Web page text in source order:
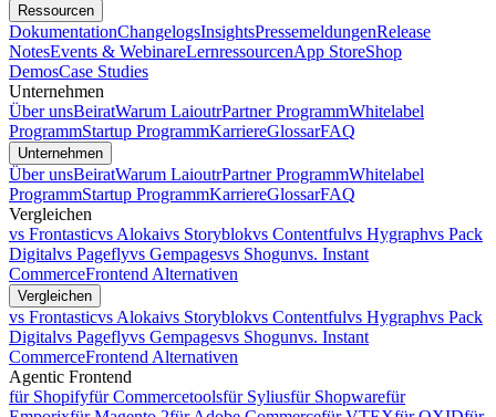
Ressourcen
DokumentationChangelogsInsightsPressemeldungenRelease
NotesEvents & WebinareLernressourcenApp StoreShop
DemosCase Studies
Unternehmen
Über unsBeiratWarum LaioutrPartner ProgrammWhitelabel
ProgrammStartup ProgrammKarriereGlossarFAQ
Unternehmen
Über unsBeiratWarum LaioutrPartner ProgrammWhitelabel
ProgrammStartup ProgrammKarriereGlossarFAQ
Vergleichen
vs Frontasticvs Alokaivs Storyblokvs Contentfulvs Hygraphvs Pack
Digitalvs Pageflyvs Gempagesvs Shogunvs. Instant
CommerceFrontend Alternativen
Vergleichen
vs Frontasticvs Alokaivs Storyblokvs Contentfulvs Hygraphvs Pack
Digitalvs Pageflyvs Gempagesvs Shogunvs. Instant
CommerceFrontend Alternativen
Agentic Frontend
für Shopifyfür Commercetoolsfür Syliusfür Shopwarefür